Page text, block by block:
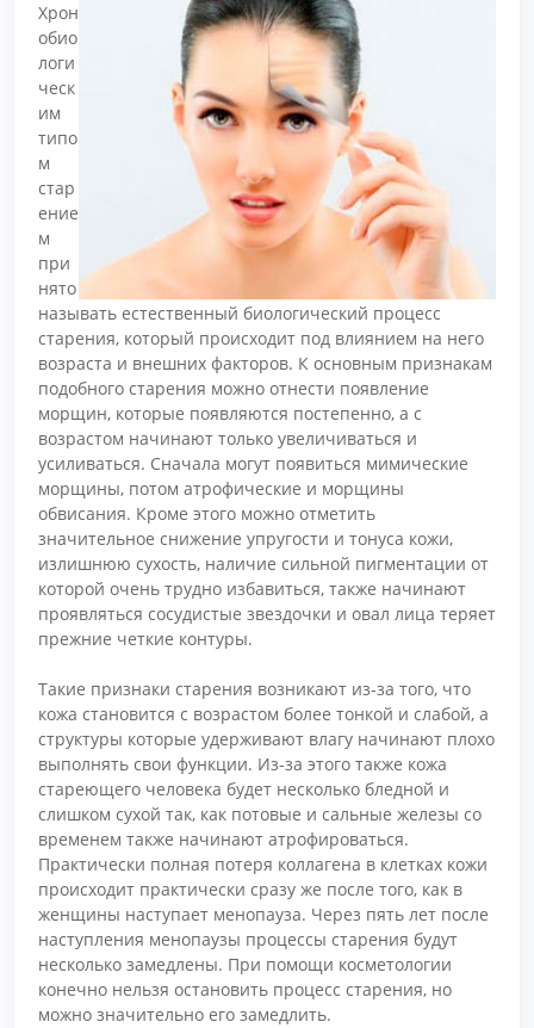
Хрон
обио
логи
ческ
им
типо
м
стар
ение
м
при
нято
называть естественный биологический процесс
старения, который происходит под влиянием на него
возраста и внешних факторов. К основным признакам
подобного старения можно отнести появление
морщин, которые появляются постепенно, а с
возрастом начинают только увеличиваться и
усиливаться. Сначала могут появиться мимические
морщины, потом атрофические и морщины
обвисания. Кроме этого можно отметить
значительное снижение упругости и тонуса кожи,
излишнюю сухость, наличие сильной пигментации от
которой очень трудно избавиться, также начинают
проявляться сосудистые звездочки и овал лица теряет
прежние четкие контуры.
Такие признаки старения возникают из-за того, что
кожа становится с возрастом более тонкой и слабой, а
структуры которые удерживают влагу начинают плохо
выполнять свои функции. Из-за этого также кожа
стареющего человека будет несколько бледной и
слишком сухой так, как потовые и сальные железы со
временем также начинают атрофироваться.
Практически полная потеря коллагена в клетках кожи
происходит практически сразу же после того, как в
женщины наступает менопауза. Через пять лет после
наступления менопаузы процессы старения будут
несколько замедлены. При помощи косметологии
конечно нельзя остановить процесс старения, но
можно значительно его замедлить.